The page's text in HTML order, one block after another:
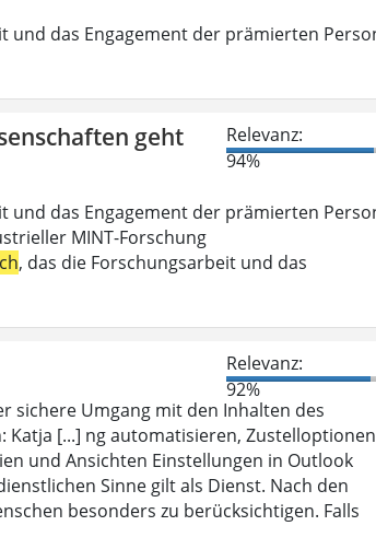
und das Engagement der prämierten
geht
Relevanz:
94%
und das Engagement der prämierten
MINT-Forschung
, das die Forschungsarbeit und das
Relevanz:
92%
sichere Umgang mit den Inhalten des
Katja [...] ng automatisieren, Zustelloptionen
und Ansichten Einstellungen in Outlook
Sinne gilt als Dienst. Nach den
besonders zu berücksichtigen. Falls